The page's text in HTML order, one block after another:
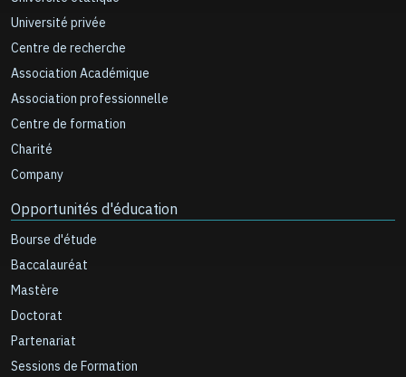
Université privée
Centre de recherche
Association Académique
Association professionnelle
Centre de formation
Charité
Company
Opportunités d'éducation
Bourse d'étude
Baccalauréat
Mastère
Doctorat
Partenariat
Sessions de Formation